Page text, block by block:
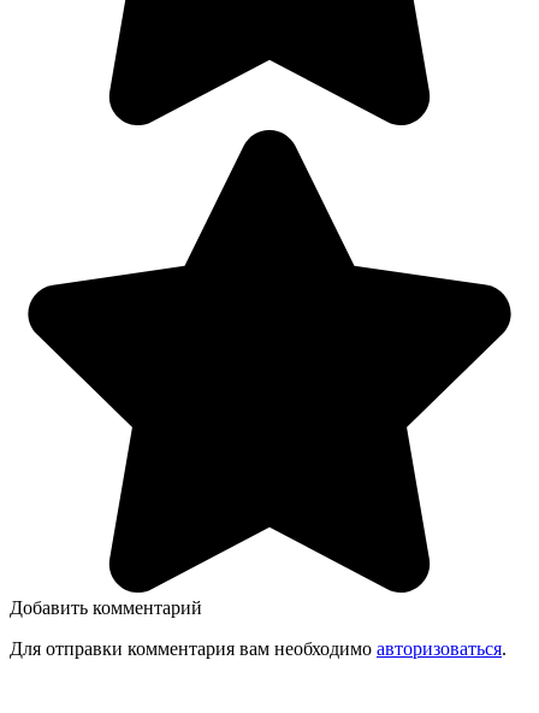
Добавить комментарий
Для отправки комментария вам необходимо авторизоваться.